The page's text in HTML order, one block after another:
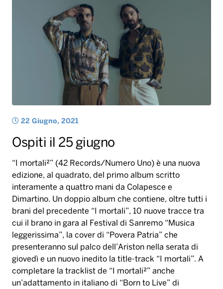
Sport
Radio Norba Consiglia
Leggerissime
Novità
Interviste
Oroscopo
Speciale Astrabilia 2026
Voce al Bari
Battiti Live 2026
Gallery
22 Giugno, 2021
Ospiti il 25 giugno
“I mortali²” (42 Records/Numero Uno) è una nuova
edizione, al quadrato, del primo album scritto
interamente a quattro mani da Colapesce e
Dimartino. Un doppio album che contiene, oltre tutti i
brani del precedente “I mortali”, 10 nuove tracce tra
cui il brano in gara al Festival di Sanremo “Musica
leggerissima”, la cover di “Povera Patria” che
presenteranno sul palco dell’Ariston nella serata di
giovedì e un nuovo inedito la title-track “I mortali”. A
completare la tracklist de “I mortali²” anche
un’adattamento in italiano di “Born to Live” di